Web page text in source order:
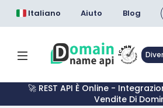
Italiano Aiuto Blog
🚀 REST API È Online -
Vendite Di